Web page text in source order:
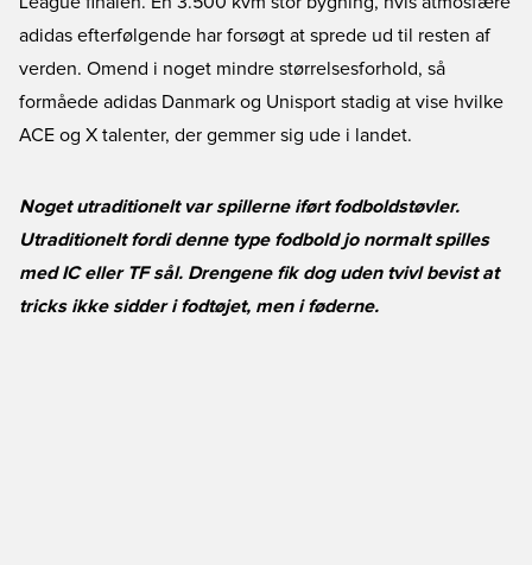
adidas efterfølgende har forsøgt at sprede ud til resten af
verden. Omend i noget mindre størrelsesforhold, så
formåede adidas Danmark og Unisport stadig at vise hvilke
ACE og X talenter, der gemmer sig ude i landet.
Noget utraditionelt var spillerne iført fodboldstøvler.
Utraditionelt fordi denne type fodbold jo normalt spilles
med IC eller TF sål. Drengene fik dog uden tvivl bevist at
tricks ikke sidder i fodtøjet, men i føderne.